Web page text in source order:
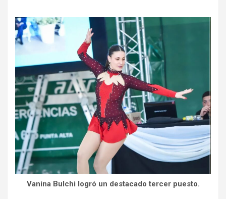
Vanina Bulchi logró un destacado tercer puesto.